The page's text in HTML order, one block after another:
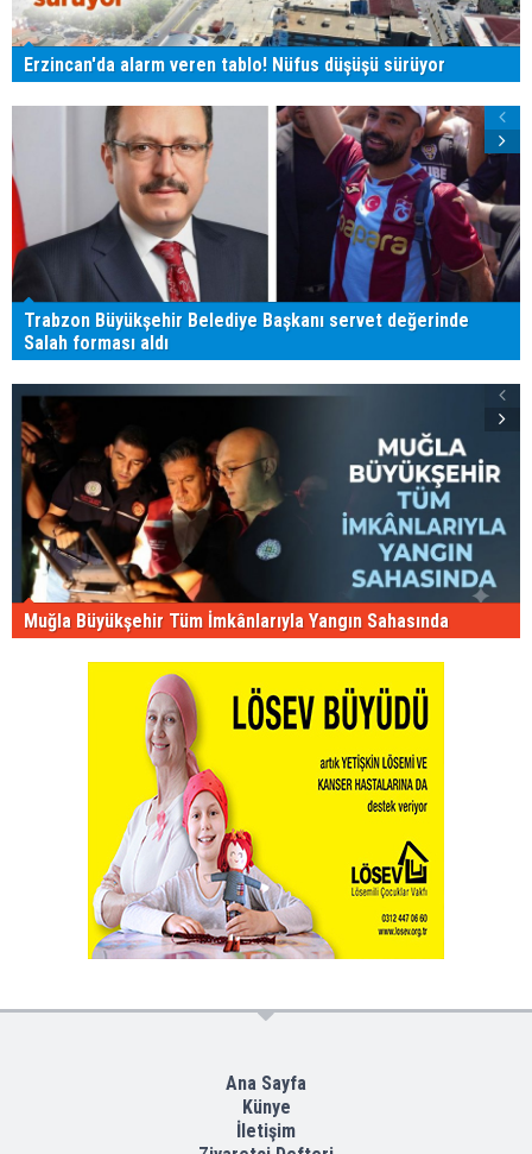
Erzincan'da alarm veren tablo! Nüfus düşüşü sürüyor
Trabzon Büyükşehir Belediye Başkanı servet değerinde
Salah forması aldı
Muğla Büyükşehir Tüm İmkânlarıyla Yangın Sahasında
Ana Sayfa
Künye
İletişim